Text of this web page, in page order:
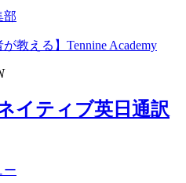
部
教える】Tennine Academy
イティブ英日通訳
ー